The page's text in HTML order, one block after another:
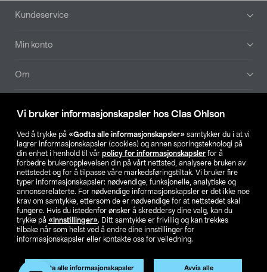
Vi bruker informasjonskapsler hos Clas Ohlson
Ved å trykke på «Godta alle informasjonskapsler» samtykker du i at vi
lagrer informasjonskapsler (cookies) og annen sporingsteknologi på
din enhet i henhold til vår policy for informasjonskapsler for å
forbedre brukeropplevelsen din på vårt nettsted, analysere bruken av
nettstedet og for å tilpasse våre markedsføringstiltak. Vi bruker fire
typer informasjonskapsler: nødvendige, funksjonelle, analytiske og
annonserelaterte. For nødvendige informasjonskapsler er det ikke noe
krav om samtykke, ettersom de er nødvendige for at nettstedet skal
fungere. Hvis du istedenfor ønsker å skreddersy dine valg, kan du
trykke på «Innstillinger». Ditt samtykke er frivillig og kan trekkes
tilbake når som helst ved å endre dine innstillinger for
informasjonskapsler eller kontakte oss for veiledning.
Godta alle informasjonskapsler Avvis alle
Bunntekst
Kundeservice
Min konto
Om
Våre selskaper
Finn din butikk
SE NO FI
Privacy statement Medlemsvilkår Kjøpsvilkår For bedrifter